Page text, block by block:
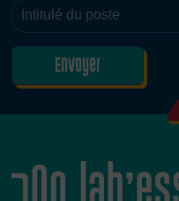
Envoyer